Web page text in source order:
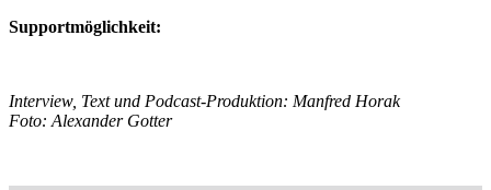
Supportmöglichkeit:
Interview, Text und Podcast-Produktion: Manfred Horak
Foto: Alexander Gotter